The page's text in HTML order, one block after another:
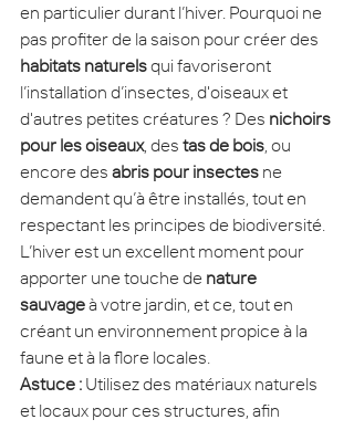
en particulier durant l’hiver. Pourquoi ne
pas profiter de la saison pour créer des
habitats naturels qui favoriseront
l’installation d’insectes, d'oiseaux et
d'autres petites créatures ? Des nichoirs
pour les oiseaux, des tas de bois, ou
encore des abris pour insectes ne
demandent qu’à être installés, tout en
respectant les principes de biodiversité.
L’hiver est un excellent moment pour
apporter une touche de nature
sauvage à votre jardin, et ce, tout en
créant un environnement propice à la
faune et à la flore locales.
Astuce : Utilisez des matériaux naturels
et locaux pour ces structures, afin